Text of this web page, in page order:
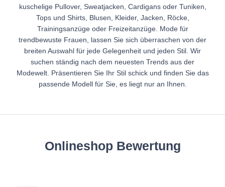
kuschelige Pullover, Sweatjacken, Cardigans oder Tuniken,
Tops und Shirts, Blusen, Kleider, Jacken, Röcke,
Trainingsanzüge oder Freizeitanzüge. Mode für
trendbewuste Frauen, lassen Sie sich überraschen von der
breiten Auswahl für jede Gelegenheit und jeden Stil. Wir
suchen ständig nach dem neuesten Trends aus der
Modewelt. Präsentieren Sie Ihr Stil schick und finden Sie das
passende Modell für Sie, es liegt nur an Ihnen.
Onlineshop Bewertung